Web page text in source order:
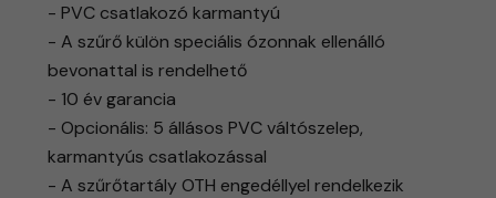
- PVC csatlakozó karmantyú
- A szűrő külön speciális ózonnak ellenálló
bevonattal is rendelhető
- 10 év garancia
- Opcionális: 5 állásos PVC váltószelep,
karmantyús csatlakozással
- A szűrőtartály OTH engedéllyel rendelkezik